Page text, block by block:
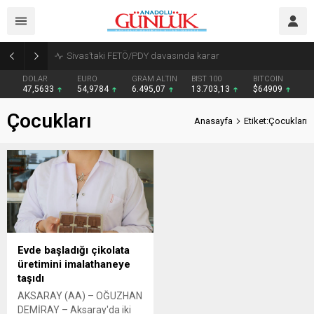
Sivas’taki FETÖ/PDY davasında karar
DOLAR
47,5633
EURO
54,9784
GRAM ALTIN
6.495,07
BIST 100
13.703,13
BITCOIN
$64909
Çocukları Anasayfa Etiket:Çocukları
Evde başladığı çikolata
üretimini imalathaneye
taşıdı
AKSARAY (AA) – OĞUZHAN
DEMİRAY – Aksaray'da iki